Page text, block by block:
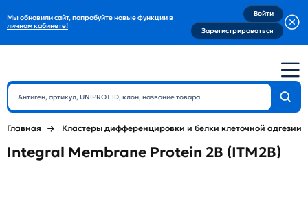
Мы обновили сайт, попробуйте новые функции в
личном кабинете!
Войти
Зарегистрироваться
Главная Кластеры дифференцировки и белки клеточной адгезии
Integral Membrane Protein 2B (ITM2B)